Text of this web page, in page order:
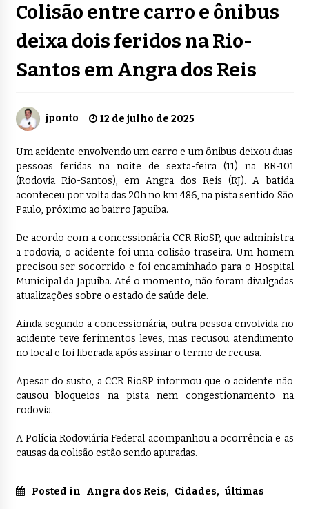
Colisão entre carro e ônibus
deixa dois feridos na Rio-
Santos em Angra dos Reis
jponto 12 de julho de 2025
Um acidente envolvendo um carro e um ônibus deixou duas
pessoas feridas na noite de sexta-feira (11) na BR-101
(Rodovia Rio-Santos), em Angra dos Reis (RJ). A batida
aconteceu por volta das 20h no km 486, na pista sentido São
Paulo, próximo ao bairro Japuíba.
De acordo com a concessionária CCR RioSP, que administra
a rodovia, o acidente foi uma colisão traseira. Um homem
precisou ser socorrido e foi encaminhado para o Hospital
Municipal da Japuíba. Até o momento, não foram divulgadas
atualizações sobre o estado de saúde dele.
Ainda segundo a concessionária, outra pessoa envolvida no
acidente teve ferimentos leves, mas recusou atendimento
no local e foi liberada após assinar o termo de recusa.
Apesar do susto, a CCR RioSP informou que o acidente não
causou bloqueios na pista nem congestionamento na
rodovia.
A Polícia Rodoviária Federal acompanhou a ocorrência e as
causas da colisão estão sendo apuradas.
Posted in Angra dos Reis, Cidades, últimas